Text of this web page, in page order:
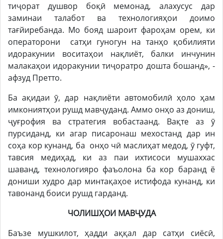
тиҷорат душвор боқӣ мемонад, алахусус дар
заминаи талабот ва технологияҳои доимо
тағйиребанда. Мо бояд шароит фароҳам орем, ки
операторони сатҳи гуногун на танҳо қобилияти
идоракунии воситаҳои нақлиёт, балки инчунин
малакаҳои идоракунии тиҷоратро дошта бошанд», -
афзуд Претто.
Ба ақидаи ӯ, дар нақлиёти автомобилӣ ҳоло ҳам
имкониятҳои рушд мавҷуданд. Аммо онҳо аз дониш,
ҷуғрофия ва стратегия вобастаанд. Вақте аз ӯ
пурсиданд, ки агар писаронаш мехостанд дар ин
соҳа кор кунанд, ба онҳо чӣ маслиҳат медод, ӯ гуфт,
тавсия медиҳад, ки аз паи ихтисоси мушаххас
шаванд, технологияро фаъолона ба кор баранд ё
дониши худро дар минтақаҳое истифода кунанд, ки
тавонанд боиси рушд гарданд.
ЧОЛИШҲОИ МАВҶУДА
Баъзе мушкилот, ҳадди аққал дар сатҳи сиёсӣ,